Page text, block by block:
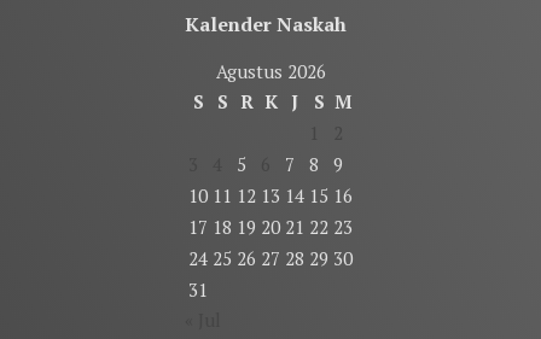
Kalender Naskah
Agustus 2026
S
S R K J S M
5 7 8
9
10 11 12 13 14 15 16
17 18 19 20 21 22 23
24 25 26 27 28 29 30
31